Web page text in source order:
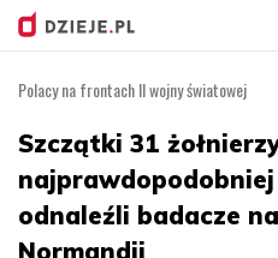
Polacy na frontach II wojny światowej
Szczątki 31
najprawdopodobniej
odnaleźli badacze
Normandii